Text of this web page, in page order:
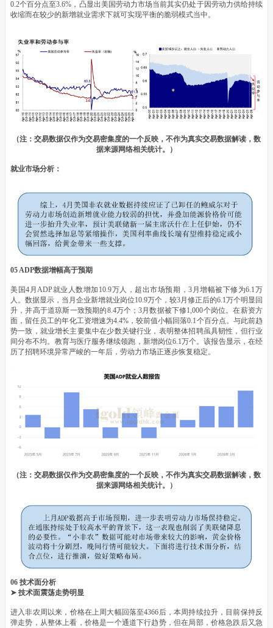
0.2个百分点至3.6%，凸显出美国劳动力市场当前其实仍处于因劳动力供给持续
收缩而在较少的新增就业需求下就可实现平衡的脆弱模式当中。
（注：交易数据仅作为交易密集度的一个反映，不作为真实交易数据解读，数
据来源网络相关统计。）
就业市场分析：
05 ADP数据增幅高于预期
美国4月ADP就业人数增加10.9万人，超出市场预期，3月增幅被下修为6.1万
人。数据显示，当月企业新增就业岗位10.9万个，较3月修正后的6.1万个明显回
升，并高于道琼斯一致预期的8.4万个；3月数据被下修1,000个岗位。在薪资方
面，留任员工的年化工资增速为4.4%，较前值小幅回落0.1个百分点。与此前趋
势一致，就业增长主要集中在少数关键行业，表明整体招聘虽具韧性，但行业
间分布不均。教育与医疗服务继续领跑，新增岗位6.1万个。该报告显示，在经
历了招聘环境异常严峻的一年后，劳动力市场正逐步恢复稳定。
（注：交易数据仅作为交易密集度的一个反映，不作为真实交易数据解读，数
据来源网络相关统计。）
06 技术面分析
➤ 技术面震荡走势明显
进入非农周以来，价格在上周大幅回落至4366后，本周持续拉升，目前保持反
弹走势，从整体上看，价格是一个通道下行趋势，但在局部，价格急跌后又急